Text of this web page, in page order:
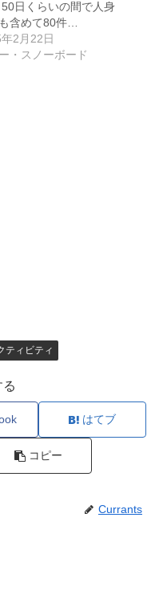
日くらいの間で人身
含めて80件…
2月22日
・スノーボード
ティビティ
る
はてブ
コピー
Currants